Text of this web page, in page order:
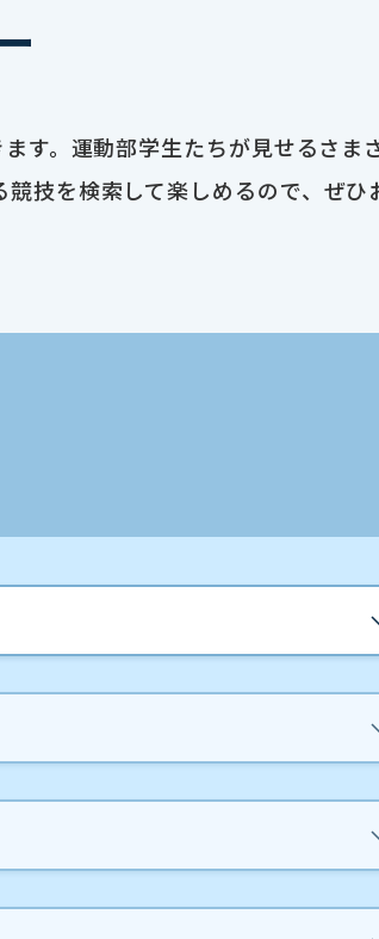
す。運動部学生たちが見せるさま
技を検索して楽しめるので、ぜひ